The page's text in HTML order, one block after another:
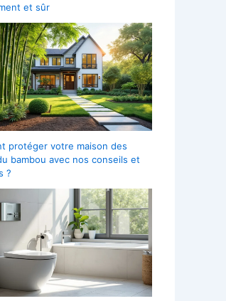
et sûr
protéger votre maison des
bambou avec nos conseils et
?